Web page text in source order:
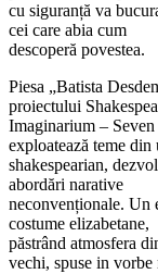
cu siguranță va
cei care abia cum
descoperă povestea.
Piesa „Batista
proiectului
Imaginarium – Seven
exploatează teme din
shakespearian,
abordări narative
neconvenționale. Un
costume elizabetane,
păstrând atmosfera
vechi, spuse in vorbe